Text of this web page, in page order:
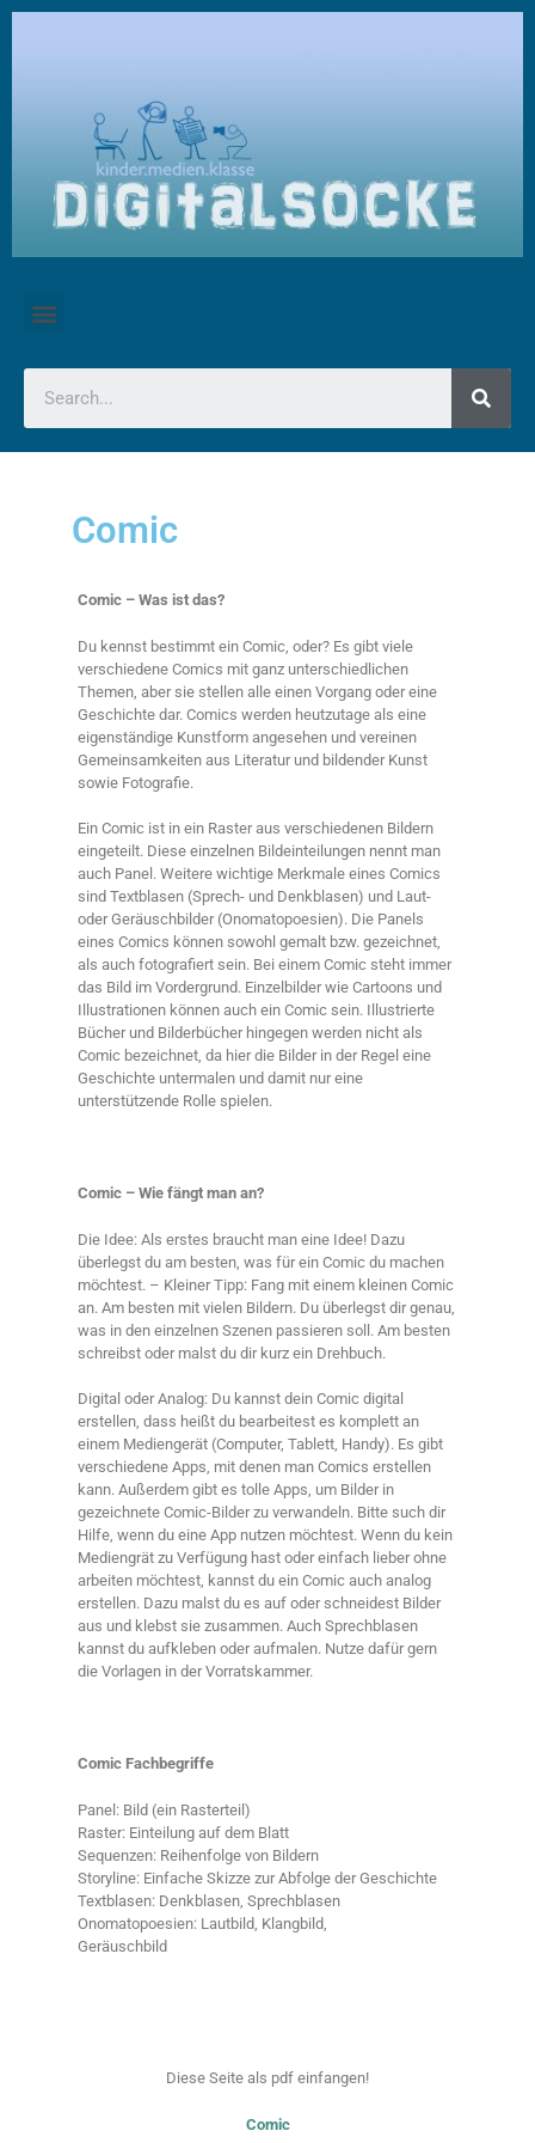
Comic
Comic – Was ist das?
Du kennst bestimmt ein Comic, oder? Es gibt viele
verschiedene Comics mit ganz unterschiedlichen
Themen, aber sie stellen alle einen Vorgang oder eine
Geschichte dar. Comics werden heutzutage als eine
eigenständige Kunstform angesehen und vereinen
Gemeinsamkeiten aus Literatur und bildender Kunst
sowie Fotografie.
Ein Comic ist in ein Raster aus verschiedenen Bildern
eingeteilt. Diese einzelnen Bildeinteilungen nennt man
auch Panel. Weitere wichtige Merkmale eines Comics
sind Textblasen (Sprech- und Denkblasen) und Laut-
oder Geräuschbilder (Onomatopoesien). Die Panels
eines Comics können sowohl gemalt bzw. gezeichnet,
als auch fotografiert sein. Bei einem Comic steht immer
das Bild im Vordergrund. Einzelbilder wie Cartoons und
Illustrationen können auch ein Comic sein. Illustrierte
Bücher und Bilderbücher hingegen werden nicht als
Comic bezeichnet, da hier die Bilder in der Regel eine
Geschichte untermalen und damit nur eine
unterstützende Rolle spielen.
Comic – Wie fängt man an?
Die Idee: Als erstes braucht man eine Idee! Dazu
überlegst du am besten, was für ein Comic du machen
möchtest. – Kleiner Tipp: Fang mit einem kleinen Comic
an. Am besten mit vielen Bildern. Du überlegst dir genau,
was in den einzelnen Szenen passieren soll. Am besten
schreibst oder malst du dir kurz ein Drehbuch.
Digital oder Analog: Du kannst dein Comic digital
erstellen, dass heißt du bearbeitest es komplett an
einem Mediengerät (Computer, Tablett, Handy). Es gibt
verschiedene Apps, mit denen man Comics erstellen
kann. Außerdem gibt es tolle Apps, um Bilder in
gezeichnete Comic-Bilder zu verwandeln. Bitte such dir
Hilfe, wenn du eine App nutzen möchtest. Wenn du kein
Mediengrät zu Verfügung hast oder einfach lieber ohne
arbeiten möchtest, kannst du ein Comic auch analog
erstellen. Dazu malst du es auf oder schneidest Bilder
aus und klebst sie zusammen. Auch Sprechblasen
kannst du aufkleben oder aufmalen. Nutze dafür gern
die Vorlagen in der Vorratskammer.
Comic Fachbegriffe
Panel: Bild (ein Rasterteil)
Raster: Einteilung auf dem Blatt
Sequenzen: Reihenfolge von Bildern
Storyline: Einfache Skizze zur Abfolge der Geschichte
Textblasen: Denkblasen, Sprechblasen
Onomatopoesien: Lautbild, Klangbild,
Geräuschbild
Diese Seite als pdf einfangen!
Comic